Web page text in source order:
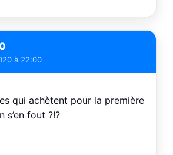
à 22:00
qui achètent pour la première
s’en fout ?!?